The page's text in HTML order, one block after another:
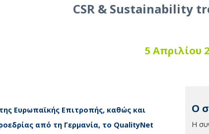
CSR & Sustainability
5 Απριλίου
Ευρωπαϊκής Επιτροπής, καθώς και
από τη Γερμανία, το QualityNet
Ο
Η